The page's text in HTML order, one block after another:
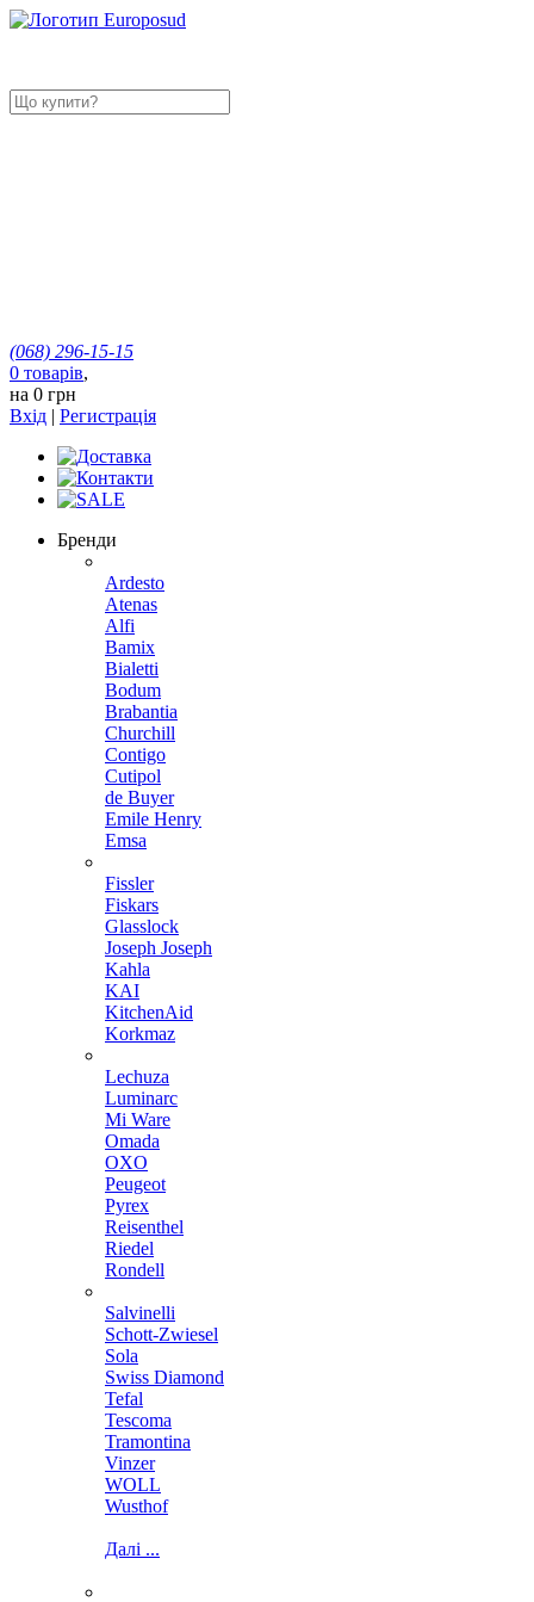
(068) 296-15-15
0 товарів,
на 0 грн
Вхід | Регистрація
Бренди
Ardesto
Atenas
Alfi
Bamix
Bialetti
Bodum
Brabantia
Churchill
Contigo
Cutipol
de Buyer
Emile Henry
Emsa
Fissler
Fiskars
Glasslock
Joseph Joseph
Kahla
KAI
KitchenAid
Korkmaz
Lechuza
Luminarc
Mi Ware
Omada
OXO
Peugeot
Pyrex
Reisenthel
Riedel
Rondell
Salvinelli
Schott-Zwiesel
Sola
Swiss Diamond
Tefal
Tescoma
Tramontina
Vinzer
WOLL
Wusthof
Далі ...